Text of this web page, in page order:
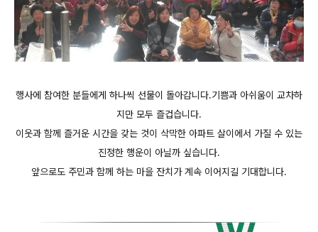
행사에 참여한 분들에게 하나씩 선물이 돌아갑니다.기쁨과 아쉬움이 교차하
지만 모두 즐겁습니다.
이웃과 함께 즐거운 시간을 갖는 것이 삭막한 아파트 살이에서 가질 수 있는
진정한 행운이 아닐까 싶습니다.
앞으로도 주민과 함께 하는 마을 잔치가 계속 이어지길 기대합니다.